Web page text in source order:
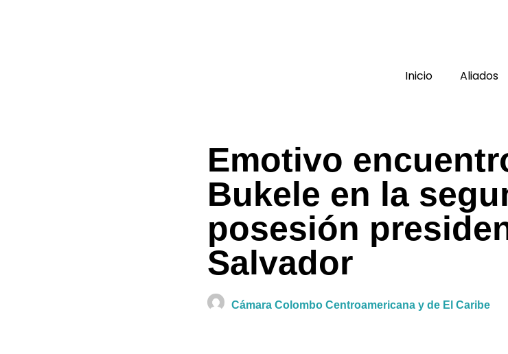
Inicio Aliados
Emotivo
Bukele en la
posesión
Salvador
Cámara Colombo Centroamericana y de El Caribe